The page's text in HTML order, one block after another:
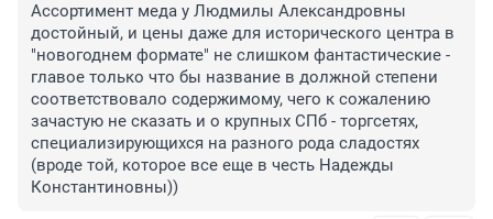
Ассортимент меда у Людмилы Александровны
достойный, и цены даже для исторического центра в
"новогоднем формате" не слишком фантастические -
главое только что бы название в должной степени
соответствовало содержимому, чего к сожалению
зачастую не сказать и о крупных СПб - торгсетях,
специализирующихся на разного рода сладостях
(вроде той, которое все еще в честь Надежды
Константиновны))